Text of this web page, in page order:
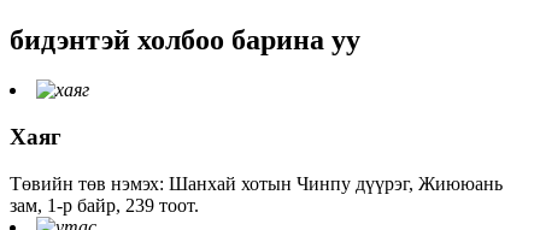
бидэнтэй холбоо барина уу
Хаяг
Төвийн төв нэмэх: Шанхай хотын Чинпу дүүрэг, Жиююань
зам, 1-р байр, 239 тоот.